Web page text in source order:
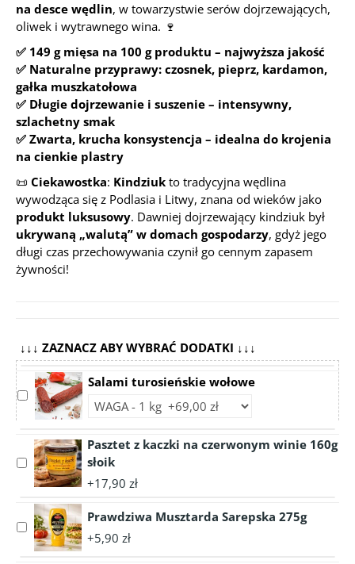
na desce wędlin, w towarzystwie serów dojrzewających,
oliwek i wytrawnego wina. 🍷
✅ 149 g mięsa na 100 g produktu – najwyższa jakość
✅ Naturalne przyprawy: czosnek, pieprz, kardamon,
gałka muszkatołowa
✅ Długie dojrzewanie i suszenie – intensywny,
szlachetny smak
✅ Zwarta, krucha konsystencja – idealna do krojenia
na cienkie plastry
📜 Ciekawostka: Kindziuk to tradycyjna wędlina
wywodząca się z Podlasia i Litwy, znana od wieków jako
produkt luksusowy. Dawniej dojrzewający kindziuk był
ukrywaną „walutą” w domach gospodarzy, gdyż jego
długi czas przechowywania czynił go cennym zapasem
żywności!
↓↓↓ ZAZNACZ ABY WYBRAĆ DODATKI ↓↓↓
Select
accessory
turosieńskie
wołowe
Salami turosieńskie wołowe
Choose
Salami
turosieńskie
wołowe
Select
accessory
kaczki
na
Pasztet z kaczki na czerwonym winie 160g
słoik
+17,90 zł
Select
accessory
Prawdziwa Musztarda Sarepska 275g
+5,90 zł